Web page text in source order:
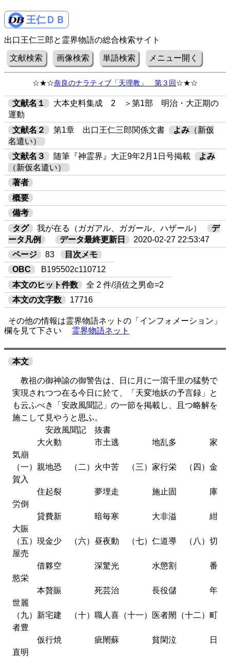
王仁ＤＢ
出口王仁三郎と霊界物語の総合検索サイト
文献検索 画像検索 単語検索 メニュー開く
☆★☆奈良のナラティブ「天理教」 第３回☆★☆
文献名１
大本史料集成 2 ＞第1部 明治・大正期の
運動
文献名２
第1章 出口王仁三郎関係文書 よみ （新仮
名遣い）
文献名３
随筆『神霊界』大正9年2月1日号掲載
よみ
（新仮名遣い）
著者
概要
備考
タグ
我が在る（ガガアル、ガガール、ハザール）
デ
ータ凡例
データ最終更新日
2020-02-27 22:53:47
ページ
83
目次メモ
OBC
B195502c110712
本文のヒット件数
全 2 件/須佐之男命=2
本文の文字数
17716
その他の情報は霊界物語ネットの「インフォメーション」
欄を見て下さい
霊界物語ネット
本文
教祖の御神諭の御警告は、日に月に一瀉千里の猛勢で
実現されつつ在る今日に於て、「天変地妖の予言録」と
も云ふべき「安政風聞記」の一節を掲載し、且つ略解を
施こして見やうと思ふ。
安政風聞記 抜書
大火動 市土逃 地乱多 家
気崩
（一）親地恐 （二）火中苦 （三）家行栄 （四）金
賀入
住起裂 夢埋走 施止固 庫
労倒
貸費新 暗毎寒 大非溢 紺
大賑
（五）現金少 （六）昼夜動 （七）仁道導 （八）切
屋売
借夥空 深驚光 水懲割 番
慾栄
本贅賑 死芸治 長役儲 年
世麗
（九）新宅建 （十）職人喜（十一）医者閙（十二）町
者豊
仮行焼 疵閙蘇 貧閑泣 日
直明